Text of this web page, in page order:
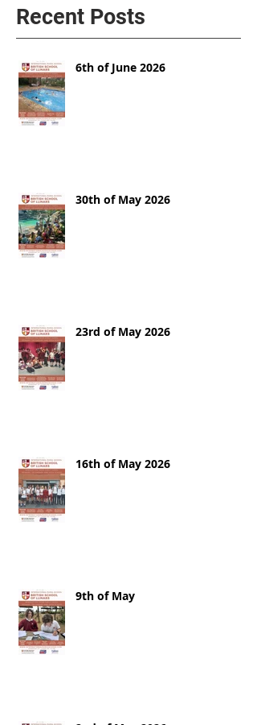
Recent Posts
6th of June 2026
30th of May 2026
23rd of May 2026
16th of May 2026
9th of May